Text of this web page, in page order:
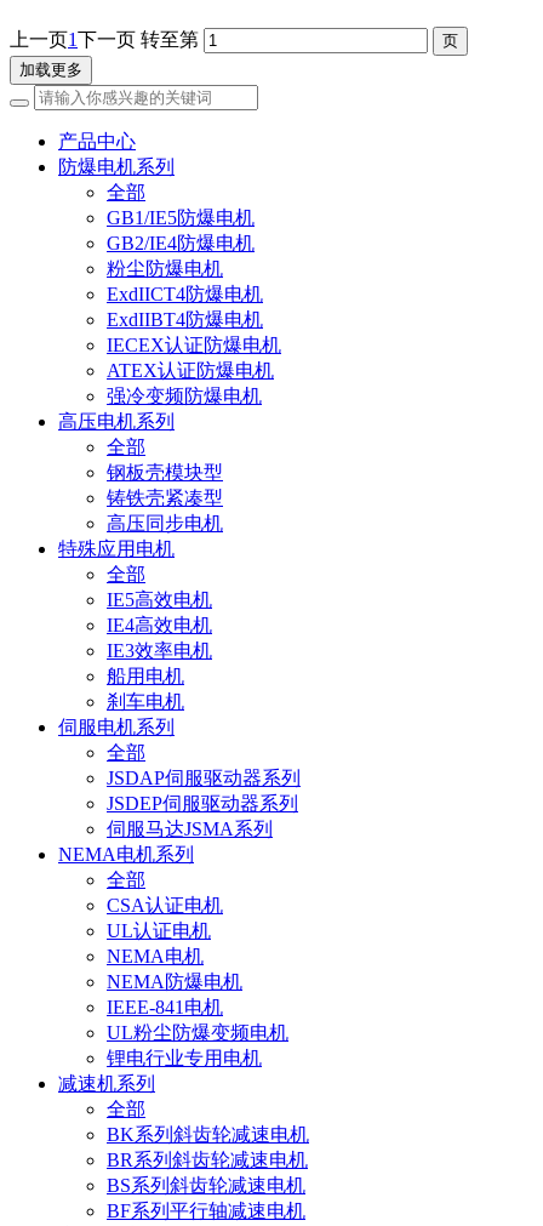
上一页1下一页 转至第
加载更多
产品中心
防爆电机系列
全部
GB1/IE5防爆电机
GB2/IE4防爆电机
粉尘防爆电机
ExdIICT4防爆电机
ExdIIBT4防爆电机
IECEX认证防爆电机
ATEX认证防爆电机
强冷变频防爆电机
高压电机系列
全部
钢板壳模块型
铸铁壳紧凑型
高压同步电机
特殊应用电机
全部
IE5高效电机
IE4高效电机
IE3效率电机
船用电机
刹车电机
伺服电机系列
全部
JSDAP伺服驱动器系列
JSDEP伺服驱动器系列
伺服马达JSMA系列
NEMA电机系列
全部
CSA认证电机
UL认证电机
NEMA电机
NEMA防爆电机
IEEE-841电机
UL粉尘防爆变频电机
锂电行业专用电机
减速机系列
全部
BK系列斜齿轮减速电机
BR系列斜齿轮减速电机
BS系列斜齿轮减速电机
BF系列平行轴减速电机